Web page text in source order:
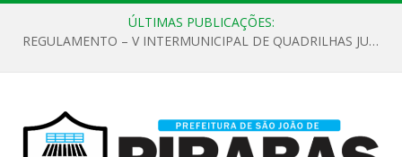
ÚLTIMAS PUBLICAÇÕES:
REGULAMENTO – V INTERMUNICIPAL DE QUADRILHAS JUNINAS 2026